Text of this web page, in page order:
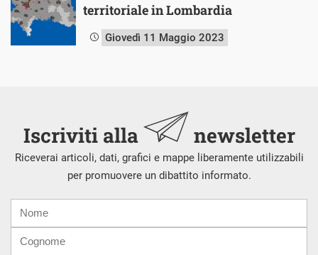
territoriale in Lombardia
Giovedì 11 Maggio 2023
Iscriviti alla newsletter
Riceverai articoli, dati, grafici e mappe liberamente utilizzabili
per promuovere un dibattito informato.
mail